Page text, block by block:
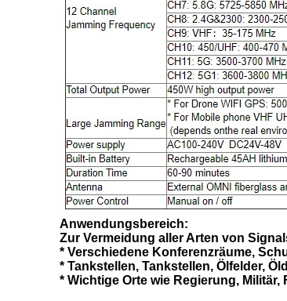
Anwendungsbereich:
Zur Vermeidung aller Arten von
* Verschiedene Konferenzräume,
* Tankstellen, Tankstellen, Ölfelder,
* Wichtige Orte wie Regierung,